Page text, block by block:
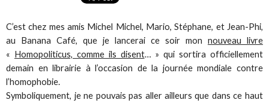
C’est chez mes amis Michel Michel, Mario, Stéphane, et Jean-Phi,
au Banana Café, que je lancerai ce soir mon nouveau livre
« Homopoliticus, comme ils disent… » qui sortira officiellement
demain en librairie à l’occasion de la journée mondiale contre
l’homophobie.
Symboliquement, je ne pouvais pas aller ailleurs que dans ce haut